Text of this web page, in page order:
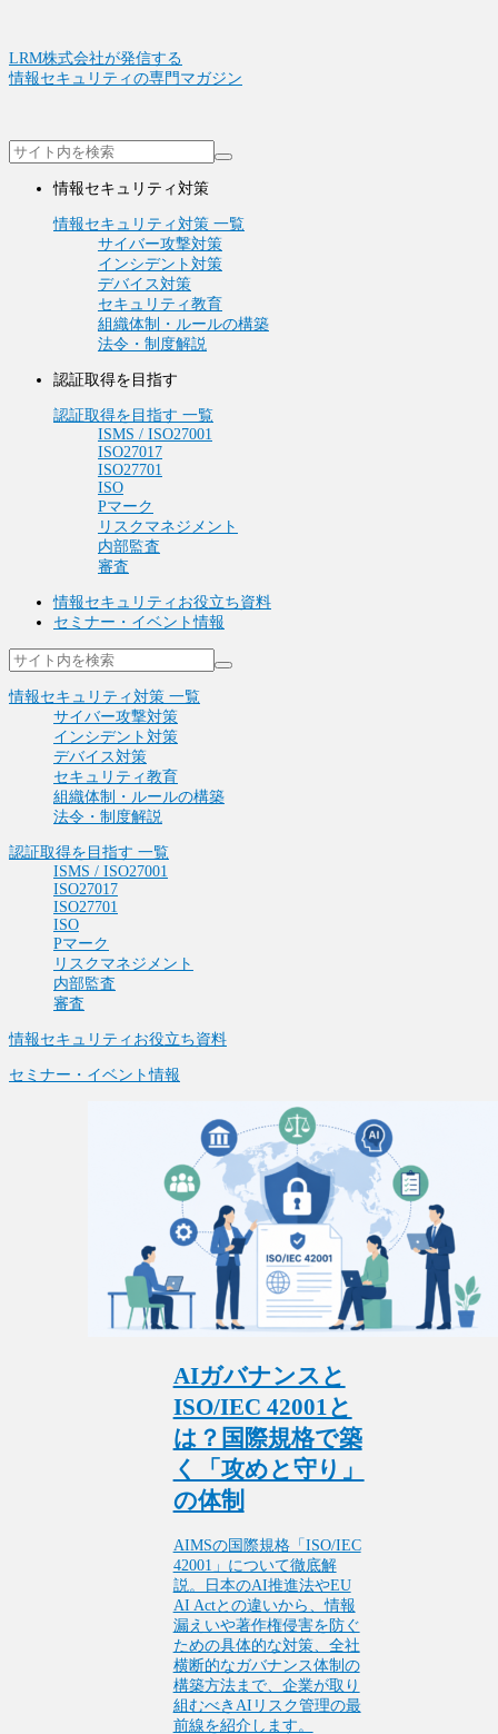
LRM株式会社が発信する
情報セキュリティの専門マガジン
情報セキュリティ対策
情報セキュリティ対策 一覧
サイバー攻撃対策
インシデント対策
デバイス対策
セキュリティ教育
組織体制・ルールの構築
法令・制度解説
認証取得を目指す
認証取得を目指す 一覧
ISMS / ISO27001
ISO27017
ISO27701
ISO
Pマーク
リスクマネジメント
内部監査
審査
情報セキュリティお役立ち資料
セミナー・イベント情報
情報セキュリティ対策 一覧
サイバー攻撃対策
インシデント対策
デバイス対策
セキュリティ教育
組織体制・ルールの構築
法令・制度解説
認証取得を目指す 一覧
ISMS / ISO27001
ISO27017
ISO27701
ISO
Pマーク
リスクマネジメント
内部監査
審査
情報セキュリティお役立ち資料
セミナー・イベント情報
AIガバナンスと
ISO/IEC 42001と
は？国際規格で築
く「攻めと守り」
の体制
AIMSの国際規格「ISO/IEC
42001」について徹底解
説。日本のAI推進法やEU
AI Actとの違いから、情報
漏えいや著作権侵害を防ぐ
ための具体的な対策、全社
横断的なガバナンス体制の
構築方法まで、企業が取り
組むべきAIリスク管理の最
前線を紹介します。